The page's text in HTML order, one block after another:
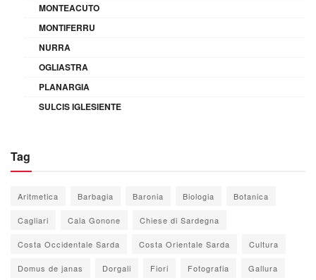
MONTEACUTO
MONTIFERRU
NURRA
OGLIASTRA
PLANARGIA
SULCIS IGLESIENTE
Tag
Aritmetica Barbagia Baronia Biologia Botanica
Cagliari Cala Gonone Chiese di Sardegna
Costa Occidentale Sarda Costa Orientale Sarda Cultura
Domus de janas Dorgali Fiori Fotografia Gallura